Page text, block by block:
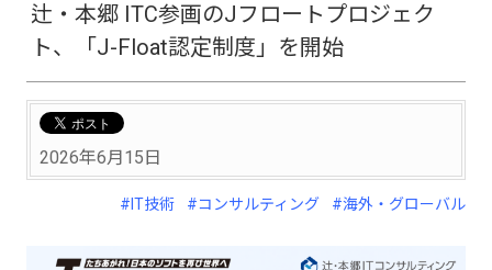
辻・本郷 ITC参画のJフロートプロジェク
ト、「J-Float認定制度」を開始
2026年6月15日
#IT技術 #コンサルティング #海外・グローバル